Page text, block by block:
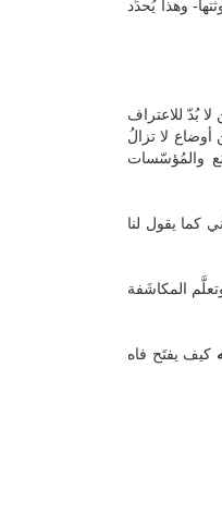
وهذا يُحدِّد
بُدّ للاعتراف
لا تزالُ
والمُؤسّسات
كما يقول لنا
المكاشَفة
كيف يفتَح فاه